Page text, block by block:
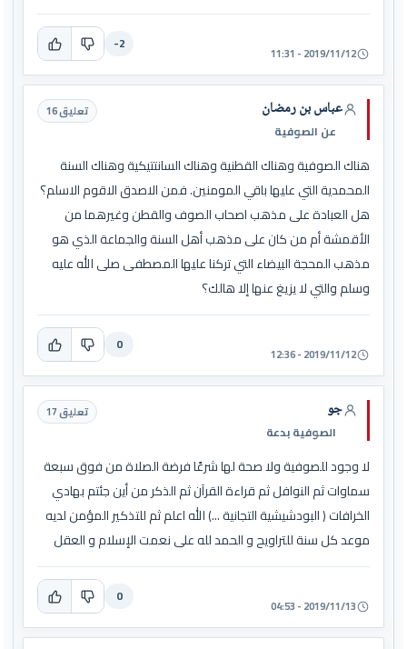
2019/11/12 - 11:31
-2
عباس بن رمضان
عن الصوفية
تعليق 16
هناك الصوفية وهناك القطنية وهناك السانتتيكية وهناك السنة
المحمدية التي عليها باقي المومنين. فمن الاصدق الاقوم الاسلم؟
هل العبادة على مذهب اصحاب الصوف والقطن وغيرهما من
الأقمشة أم من كان على مذهب أهل السنة والجماعة الذي هو
مذهب المحجة البيضاء التي تركنا عليها المصطفى صلى الله عليه
وسلم والتي لا يزيغ عنها إلا هالك؟
2019/11/12 - 12:36
0
جو
الصوفية بدعة
تعليق 17
لا وجود للصوفية ولا صحة لها شرعًا فرضة الصلاة من فوق سبعة
سماوات ثم النوافل ثم قراءة القرآن ثم الذكر من أين جئتم بهادي
الخرافات ( البودشيشية التجانية ...) الله اعلم ثم للتذكير المؤمن لديه
موعد كل سنة للتراويح و الحمد لله على نعمت الإسلام و العقل
2019/11/13 - 04:53
0